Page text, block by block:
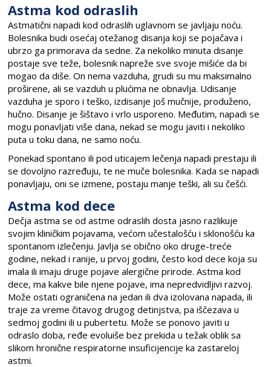
Astma kod odraslih
Astmatični napadi kod odraslih uglavnom se javljaju noću.
Bolesnika budi osećaj otežanog disanja koji se pojačava i
ubrzo ga primorava da sedne. Za nekoliko minuta disanje
postaje sve teže, bolesnik napreže sve svoje mišiće da bi
mogao da diše. On nema vazduha, grudi su mu maksimalno
proširene, ali se vazduh u plućima ne obnavlja. Udisanje
vazduha je sporo i teško, izdisanje još mučnije, produženo,
hučno. Disanje je šištavo i vrlo usporeno. Međutim, napadi se
mogu ponavljati više dana, nekad se mogu javiti i nekoliko
puta u toku dana, ne samo noću.
Ponekad spontano ili pod uticajem lečenja napadi prestaju ili
se dovoljno razređuju, te ne muče bolesnika. Kada se napadi
ponavljaju, oni se izmene, postaju manje teški, ali su češći.
Astma kod dece
Dečja astma se od astme odraslih dosta jasno razlikuje
svojim kliničkim pojavama, većom učestalošću i sklonošću ka
spontanom izlečenju. Javlja se obično oko druge-treće
godine, nekad i ranije, u prvoj godini, često kod dece koja su
imala ili imaju druge pojave alergične prirode. Astma kod
dece, ma kakve bile njene pojave, ima nepredvidljivi razvoj.
Može ostati ograničena na jedan ili dva izolovana napada, ili
traje za vreme čitavog drugog detinjstva, pa iščezava u
sedmoj godini ili u pubertetu. Može se ponovo javiti u
odraslo doba, ređe evoluiše bez prekida u težak oblik sa
slikom hronične respiratorne insuficijencije ka zastareloj
astmi.